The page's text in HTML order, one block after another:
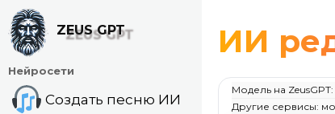
Перейти
содержанию
ИИ
Модель на ZeusGPT:
Другие сервисы:
ZEUS GPT
Нейросети
Создать песню ИИ